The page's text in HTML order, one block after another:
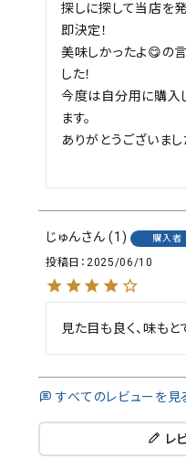
探しに探して当店を
即決定！
美味しかったよ😋の
した！
今度は自分用に購入
ます。
ありがとうございまし
じゅん 1 購入者
投稿日
2025/06/10
見た目も良く、味もと
すべてのレビューを見
レ